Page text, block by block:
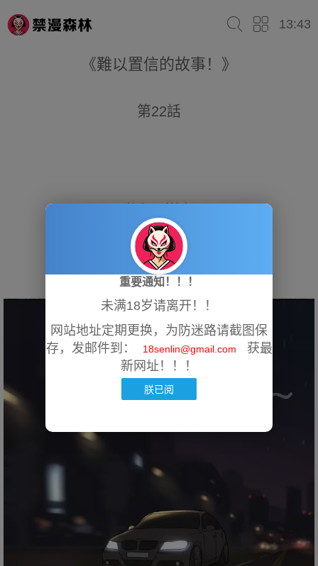
13:43
《難以置信的故事！》
第22話
重要通知！！！
未满18岁请离开！！
网站地址定期更换，为防迷路请截图保
存，发邮件到：
18senlin@gmail.com
获最
新网址！！！
朕已阅